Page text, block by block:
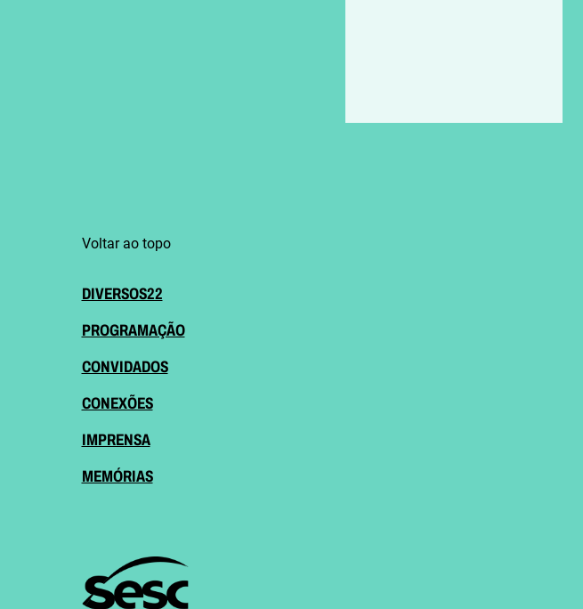
Voltar ao topo
DIVERSOS22
PROGRAMAÇÃO
CONVIDADOS
CONEXÕES
IMPRENSA
MEMÓRIAS